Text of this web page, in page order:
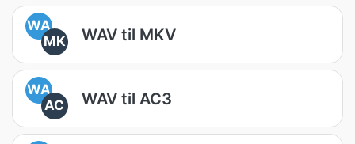
WA
MK
WAV til MKV
WA
AC
WAV til AC3